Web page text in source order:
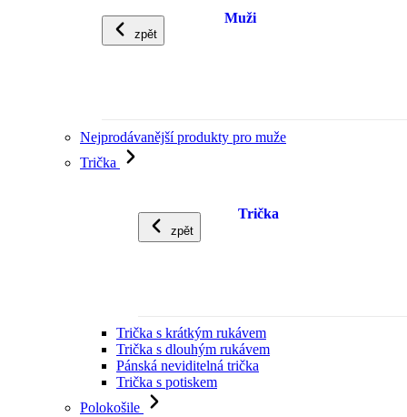
zpět
Muži
Nejprodávanější produkty pro muže
Trička
zpět
Trička
Trička s krátkým rukávem
Trička s dlouhým rukávem
Pánská neviditelná trička
Trička s potiskem
Polokošile